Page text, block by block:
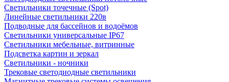
Светильники точечные (Spot)
Линейные светильники 220в
Подводные для бассейнов и водоёмов
Светильники универсальные IP67
Светильники мебельные, витринные
Подсветка картин и зеркал
Светильники - ночники
Трековые светодиодные светильники